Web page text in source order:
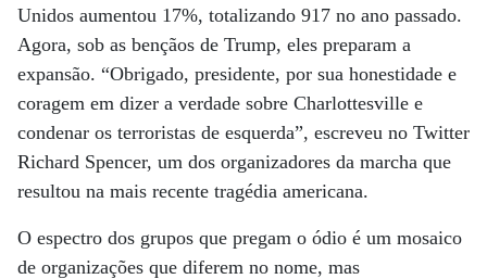
Unidos aumentou 17%, totalizando 917 no ano passado.
Agora, sob as bençãos de Trump, eles preparam a
expansão. “Obrigado, presidente, por sua honestidade e
coragem em dizer a verdade sobre Charlottesville e
condenar os terroristas de esquerda”, escreveu no Twitter
Richard Spencer, um dos organizadores da marcha que
resultou na mais recente tragédia americana.
O espectro dos grupos que pregam o ódio é um mosaico
de organizações que diferem no nome, mas